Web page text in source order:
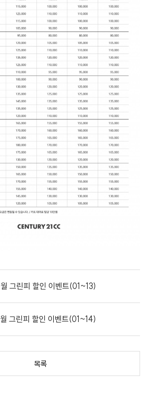
그린피 할인 이벤트(01~13)
그린피 할인 이벤트(01~14)
목록